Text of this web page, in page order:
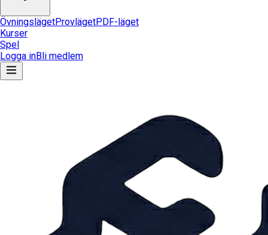
ÖvningslägetProvlägetPDF-läget
Kurser
Spel
Logga inBli medlem